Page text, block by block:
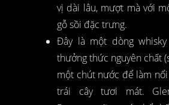
vị dài lâu, mượt mà với
gỗ sồi đặc trưng.
Đây là một dòng
thưởng thức nguyên chất
một chút nước để làm
trái cây tươi mát.